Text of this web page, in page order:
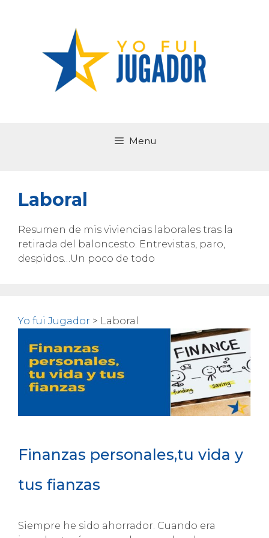
Menu
Laboral
Resumen de mis viviencias laborales tras la
retirada del baloncesto. Entrevistas, paro,
despidos…Un poco de todo
Yo fui Jugador > Laboral
Finanzas personales,tu vida y
tus fianzas
Siempre he sido ahorrador. Cuando era